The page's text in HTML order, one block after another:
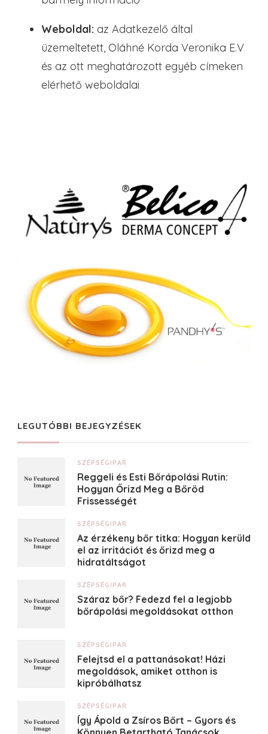
Weboldal: az Adatkezelő által
üzemeltetett, Oláhné Korda Veronika E.V
és az ott meghatározott egyéb címeken
elérhető weboldalai
LEGUTÓBBI BEJEGYZÉSEK
SZÉPSÉGIPAR
Reggeli és Esti Bőrápolási Rutin:
Hogyan Őrizd Meg a Bőröd
Frissességét
SZÉPSÉGIPAR
Az érzékeny bőr titka: Hogyan kerüld
el az irritációt és őrizd meg a
hidratáltságot
SZÉPSÉGIPAR
Száraz bőr? Fedezd fel a legjobb
bőrápolási megoldásokat otthon
SZÉPSÉGIPAR
Felejtsd el a pattanásokat! Házi
megoldások, amiket otthon is
kipróbálhatsz
SZÉPSÉGIPAR
Így Ápold a Zsíros Bőrt – Gyors és